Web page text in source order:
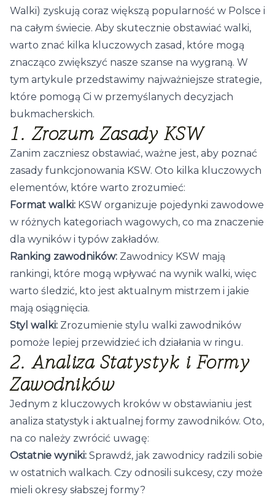
Walki) zyskują coraz większą popularność w Polsce i
na całym świecie. Aby skutecznie obstawiać walki,
warto znać kilka kluczowych zasad, które mogą
znacząco zwiększyć nasze szanse na wygraną. W
tym artykule przedstawimy najważniejsze strategie,
które pomogą Ci w przemyślanych decyzjach
bukmacherskich.
1. Zrozum Zasady KSW
Zanim zaczniesz obstawiać, ważne jest, aby poznać
zasady funkcjonowania KSW. Oto kilka kluczowych
elementów, które warto zrozumieć:
Format walki: KSW organizuje pojedynki zawodowe
w różnych kategoriach wagowych, co ma znaczenie
dla wyników i typów zakładów.
Ranking zawodników: Zawodnicy KSW mają
rankingi, które mogą wpływać na wynik walki, więc
warto śledzić, kto jest aktualnym mistrzem i jakie
mają osiągnięcia.
Styl walki: Zrozumienie stylu walki zawodników
pomoże lepiej przewidzieć ich działania w ringu.
2. Analiza Statystyk i Formy
Zawodników
Jednym z kluczowych kroków w obstawianiu jest
analiza statystyk i aktualnej formy zawodników. Oto,
na co należy zwrócić uwagę:
Ostatnie wyniki: Sprawdź, jak zawodnicy radzili sobie
w ostatnich walkach. Czy odnosili sukcesy, czy może
mieli okresy słabszej formy?